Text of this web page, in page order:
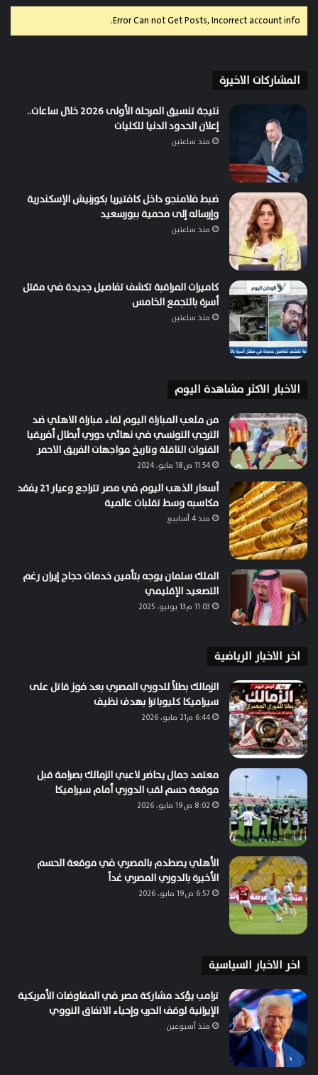
Error Can not Get Posts, Incorrect account info.
المشاركات الاخيرة
نتيجة تنسيق المرحلة الأولى 2026 خلال ساعات..
إعلان الحدود الدنيا للكليات
منذ ساعتين
ضبط فلامنجو داخل كافتيريا بكورنيش الإسكندرية
وإرساله إلى محمية ببورسعيد
منذ ساعتين
كاميرات المراقبة تكشف تفاصيل جديدة في مقتل
أسرة بالتجمع الخامس
منذ ساعتين
الاخبار الاكثر مشاهدة اليوم
من ملعب المباراة اليوم لقاء مباراة الاهلي ضد
الترجي التونسي في نهائي دوري أبطال أفريقيا
القنوات الناقلة وتاريخ مواجهات الفريق الاحمر
11:54 ص18 مايو، 2024
أسعار الذهب اليوم في مصر تتراجع وعيار 21 يفقد
مكاسبه وسط تقلبات عالمية
منذ 4 أسابيع
الملك سلمان يوجه بتأمين خدمات حجاج إيران رغم
التصعيد الإقليمي
11:03 م13 يونيو، 2025
اخر الاخبار الرياضية
الزمالك بطلاً للدوري المصري بعد فوز قاتل على
سيراميكا كليوباترا بهدف نظيف
6:44 م21 مايو، 2026
معتمد جمال يحاضر لاعبي الزمالك بصرامة قبل
موقعة حسم لقب الدوري أمام سيراميكا
8:02 ص19 مايو، 2026
الأهلي يصطدم بالمصري في موقعة الحسم
الأخيرة بالدوري المصري غداً
6:57 ص19 مايو، 2026
اخر الاخبار السياسية
ترامب يؤكد مشاركة مصر في المفاوضات الأمريكية
الإيرانية لوقف الحرب وإحياء الاتفاق النووي
منذ أسبوعين